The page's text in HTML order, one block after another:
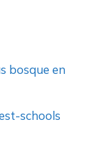
bosque en